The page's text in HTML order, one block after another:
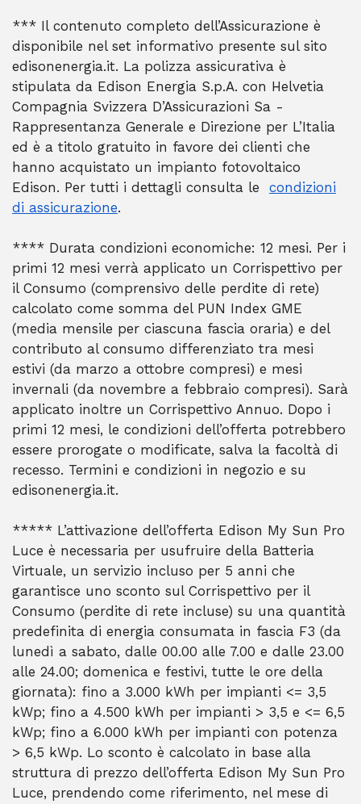
*** Il contenuto completo dell’Assicurazione è
disponibile nel set informativo presente sul sito
edisonenergia.it. La polizza assicurativa è
stipulata da Edison Energia S.p.A. con Helvetia
Compagnia Svizzera D’Assicurazioni Sa -
Rappresentanza Generale e Direzione per L’Italia
ed è a titolo gratuito in favore dei clienti che
hanno acquistato un impianto fotovoltaico
Edison. Per tutti i dettagli consulta le condizioni
di assicurazione.
**** Durata condizioni economiche: 12 mesi. Per i
primi 12 mesi verrà applicato un Corrispettivo per
il Consumo (comprensivo delle perdite di rete)
calcolato come somma del PUN Index GME
(media mensile per ciascuna fascia oraria) e del
contributo al consumo differenziato tra mesi
estivi (da marzo a ottobre compresi) e mesi
invernali (da novembre a febbraio compresi). Sarà
applicato inoltre un Corrispettivo Annuo. Dopo i
primi 12 mesi, le condizioni dell’offerta potrebbero
essere prorogate o modificate, salva la facoltà di
recesso. Termini e condizioni in negozio e su
edisonenergia.it.
***** L’attivazione dell’offerta Edison My Sun Pro
Luce è necessaria per usufruire della Batteria
Virtuale, un servizio incluso per 5 anni che
garantisce uno sconto sul Corrispettivo per il
Consumo (perdite di rete incluse) su una quantità
predefinita di energia consumata in fascia F3 (da
lunedì a sabato, dalle 00.00 alle 7.00 e dalle 23.00
alle 24.00; domenica e festivi, tutte le ore della
giornata): fino a 3.000 kWh per impianti <= 3,5
kWp; fino a 4.500 kWh per impianti > 3,5 e <= 6,5
kWp; fino a 6.000 kWh per impianti con potenza
> 6,5 kWp. Lo sconto è calcolato in base alla
struttura di prezzo dell’offerta Edison My Sun Pro
Luce, prendendo come riferimento, nel mese di